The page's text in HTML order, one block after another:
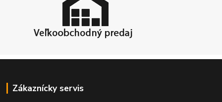
Zákaznícky servis